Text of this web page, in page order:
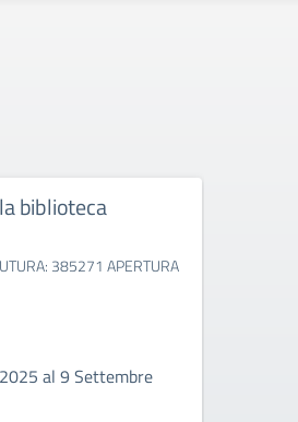
biblioteca
385271 APERTURA
al 9 Settembre